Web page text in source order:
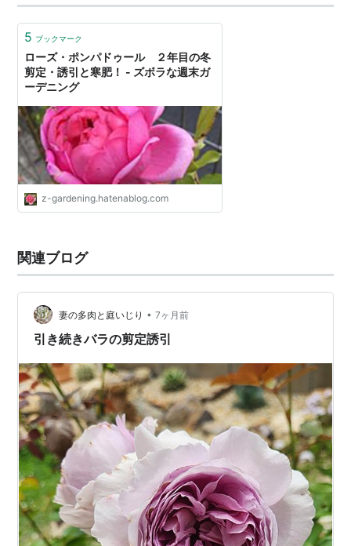
てきたら根本から切ろうと思います。 そうなると枝数が
二本になってしまいますね。 生きて…
5 ブックマーク
ローズ・ポンパドゥール ２年目の冬
剪定・誘引と寒肥！ - ズボラな週末ガ
ーデニング
z-gardening.hatenablog.com
関連ブログ
妻の多肉と庭いじり • 7ヶ月前
引き続きバラの剪定誘引